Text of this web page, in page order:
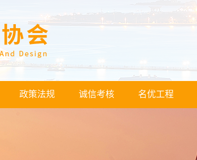
政策法规 诚信考核 名优工程